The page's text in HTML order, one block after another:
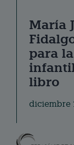
María
para
libro
diciembre